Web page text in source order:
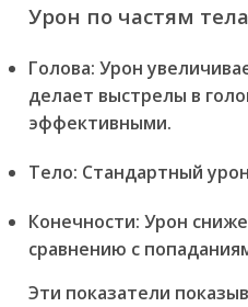
Урон по частям тела
Голова: Урон
делает выстрелы в
эффективными.
Тело: Стандартный
Конечности: Урон
сравнению с
Эти показатели